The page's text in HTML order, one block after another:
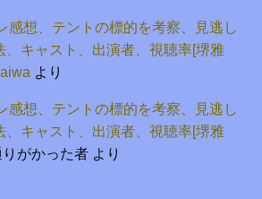
感想、テントの標的を考察、見逃し
、キャスト、出演者、視聴率[堺雅
より
感想、テントの標的を考察、見逃し
、キャスト、出演者、視聴率[堺雅
がかった者より